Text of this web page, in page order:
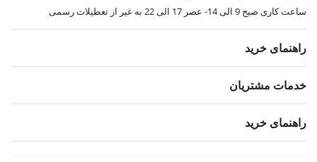
ساعت کاری صبح 9 الی 14- عصر 17 الی 22 به غیر از تعطیلات رسمی
راهنمای خرید
خدمات مشتریان
راهنمای خرید